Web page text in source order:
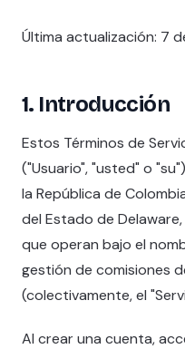
Última actualización: 7
1. Introducción
Estos Términos de
("Usuario", "usted" o
la República de
del Estado de
que operan bajo el
gestión de comisiones
(colectivamente, el
Al crear una cuenta,